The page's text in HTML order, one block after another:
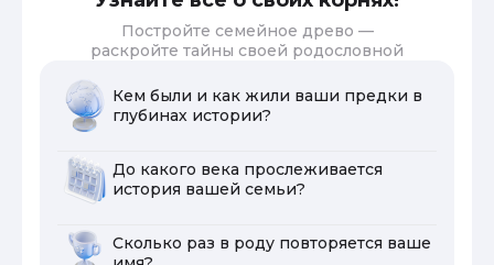
Постройте семейное древо —
раскройте тайны своей родословной
Кем были и как жили ваши предки в
глубинах истории?
До какого века прослеживается
история вашей семьи?
Сколько раз в роду повторяется ваше